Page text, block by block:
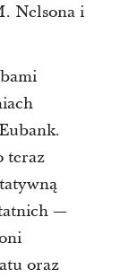
Nelsona i
teraz
—
oraz